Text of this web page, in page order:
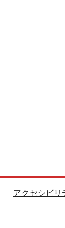
アクセシビリ